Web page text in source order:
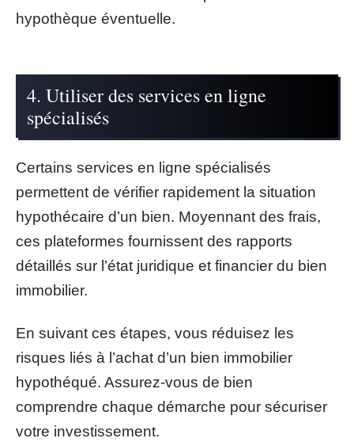
hypothèque éventuelle.
4. Utiliser des services en ligne
spécialisés
Certains services en ligne spécialisés
permettent de vérifier rapidement la situation
hypothécaire d’un bien. Moyennant des frais,
ces plateformes fournissent des rapports
détaillés sur l’état juridique et financier du bien
immobilier.
En suivant ces étapes, vous réduisez les
risques liés à l’achat d’un bien immobilier
hypothéqué. Assurez-vous de bien
comprendre chaque démarche pour sécuriser
votre investissement.